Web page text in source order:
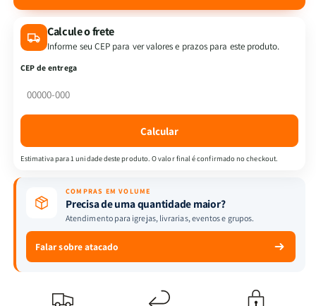
Bíblia
de
Aplicação
Para
Dura
|
Tetris
Bíblia
de
Aplicação
Dura
|
Tetris
Calcule o frete
Informe seu CEP para ver valores e prazos para este produto.
CEP de entrega
Calcular
Estimativa para 1 unidade deste produto. O valor final é confirmado no checkout.
COMPRAS EM VOLUME
Precisa de uma quantidade maior?
Atendimento para igrejas, livrarias, eventos e grupos.
Falar sobre atacado